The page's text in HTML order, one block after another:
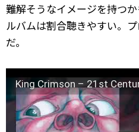
難解そうなイメージを持つ
ルバムは割合聴きやすい。
だ。